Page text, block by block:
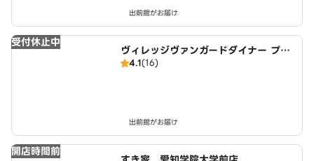
出前館がお届け
受付休止中
ヴィレッジヴァンガードダイナー プラ
イムツリー赤池店
4.1(16)
出前館がお届け
開店時間前